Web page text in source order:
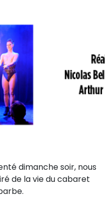
dimanche soir, nous
de la vie du cabaret